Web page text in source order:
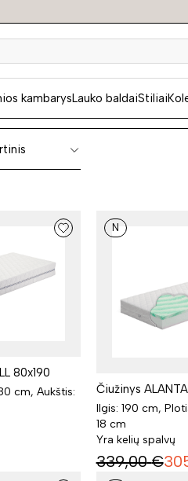
kambarysLauko baldaiStiliai
80x190
cm, Aukštis:
N
Čiužinys ALANTA
Ilgis: 190 cm,
18 cm
Yra kelių spalvų
339,00 €